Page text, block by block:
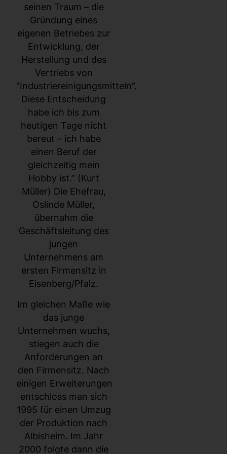
seinen Traum – die
Gründung eines
eigenen Betriebes zur
Entwicklung, der
Herstellung und des
Vertriebs von
“Industriereinigungsmitteln”.
Diese Entscheidung
habe ich bis zum
heutigen Tage nicht
bereut – ich habe
einen Beruf der
gleichzeitig mein
Hobby ist.” (Kurt
Müller) Die Ehefrau,
Oslinde Müller,
übernahm die
Geschäftsleitung des
jungen
Unternehmens am
ersten Firmensitz in
Eisenberg/Pfalz.
Im gleichen Maße wie
das junge
Unternehmen wuchs,
stiegen auch die
Anforderungen an
den Firmensitz. Nach
einigen Erweiterungen
entschloss man sich
1995 für einen Umzug
der Produktion nach
Albisheim. Im Jahr
2000 folgte dann die